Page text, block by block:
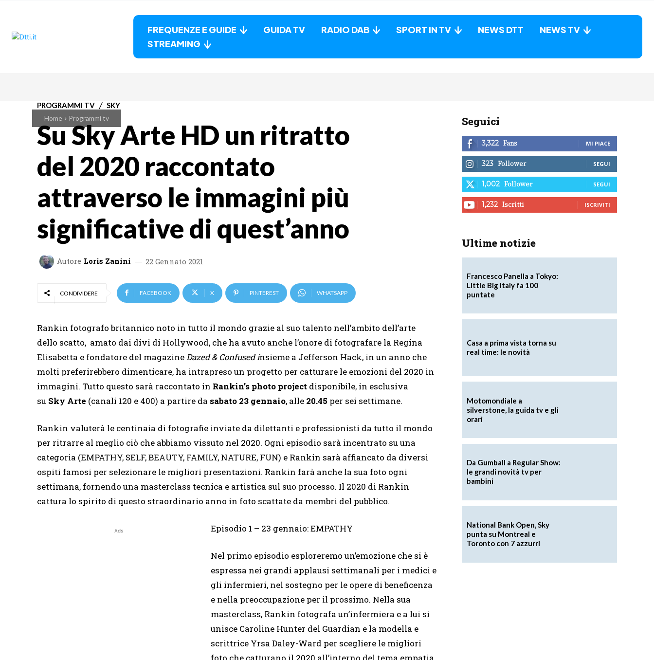
FREQUENZE E GUIDE GUIDA TV RADIO DAB SPORT IN TV NEWS DTT
NEWS TV
STREAMING
Home Programmi tv
PROGRAMMI TV SKY
Su Sky Arte HD un ritratto
del 2020 raccontato
attraverso le immagini più
significative di quest’anno
Autore Loris Zanini 22 Gennaio 2021
CONDIVIDERE FACEBOOK X PINTEREST WHATSAPP
Rankin fotografo britannico noto in tutto il mondo grazie al suo talento nell’ambito dell’arte
dello scatto, amato dai divi di Hollywood, che ha avuto anche l’onore di fotografare la Regina
Elisabetta e fondatore del magazine Dazed & Confused insieme a Jefferson Hack, in un anno che
molti preferirebbero dimenticare, ha intrapreso un progetto per catturare le emozioni del 2020 in
immagini. Tutto questo sarà raccontato in Rankin’s photo project disponibile, in esclusiva
su Sky Arte (canali 120 e 400) a partire da sabato 23 gennaio, alle 20.45 per sei settimane.
Rankin valuterà le centinaia di fotografie inviate da dilettanti e professionisti da tutto il mondo
per ritrarre al meglio ciò che abbiamo vissuto nel 2020. Ogni episodio sarà incentrato su una
categoria (EMPATHY, SELF, BEAUTY, FAMILY, NATURE, FUN) e Rankin sarà affiancato da diversi
ospiti famosi per selezionare le migliori presentazioni. Rankin farà anche la sua foto ogni
settimana, fornendo una masterclass tecnica e artistica sul suo processo. Il 2020 di Rankin
cattura lo spirito di questo straordinario anno in foto scattate da membri del pubblico.
Ads Episodio 1 – 23 gennaio: EMPATHY
Nel primo episodio esploreremo un’emozione che si è
espressa nei grandi applausi settimanali per i medici e
gli infermieri, nel sostegno per le opere di beneficenza
e nella preoccupazione per il prossimo. Nella sua
masterclass, Rankin fotografa un’infermiera e a lui si
unisce Caroline Hunter del Guardian e la modella e
scrittrice Yrsa Daley-Ward per scegliere le migliori
foto che catturano il 2020 all’interno del tema empatia.
Seguici
3,322 Fans MI PIACE
323 Follower SEGUI
1,002 Follower SEGUI
1,232 Iscritti ISCRIVITI
Ultime notizie
Francesco Panella a Tokyo:
Little Big Italy fa 100
puntate
Casa a prima vista torna su
real time: le novità
Motomondiale a
silverstone, la guida tv e gli
orari
Da Gumball a Regular Show:
le grandi novità tv per
bambini
National Bank Open, Sky
punta su Montreal e
Toronto con 7 azzurri